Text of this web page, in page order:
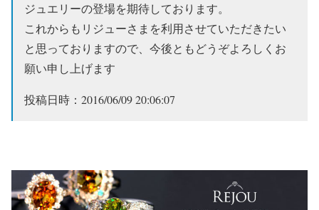
ジュエリーの登場を期待しております。
これからもリジューさまを利用させていただきたい
と思っておりますので、今後ともどうぞよろしくお
願い申し上げます
投稿日時：2016/06/09 20:06:07